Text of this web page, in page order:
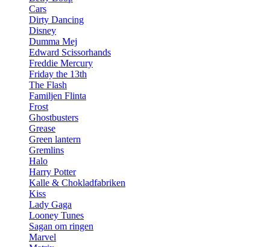
Cars
Dirty Dancing
Disney
Dumma Mej
Edward Scissorhands
Freddie Mercury
Friday the 13th
The Flash
Familjen Flinta
Frost
Ghostbusters
Grease
Green lantern
Gremlins
Halo
Harry Potter
Kalle & Chokladfabriken
Kiss
Lady Gaga
Looney Tunes
Sagan om ringen
Marvel